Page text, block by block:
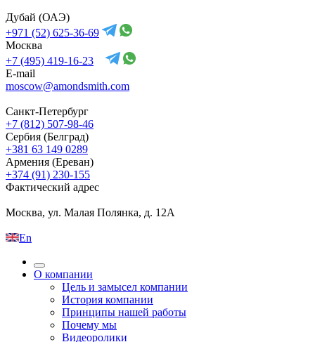
Дубай (ОАЭ)
+971 (52) 625-36-69
Москва
+7 (495) 419-16-23
E-mail
moscow@amondsmith.com
Санкт-Петербург
+7 (812) 507-98-46
Сербия (Белград)
+381 63 149 0289
Армения (Ереван)
+374 (91) 230-155
Фактический адрес
Москва, ул. Малая Полянка, д. 12А
En
О компании
Цель и замысел компании
История компании
Принципы нашей работы
Почему мы
Видеоролики